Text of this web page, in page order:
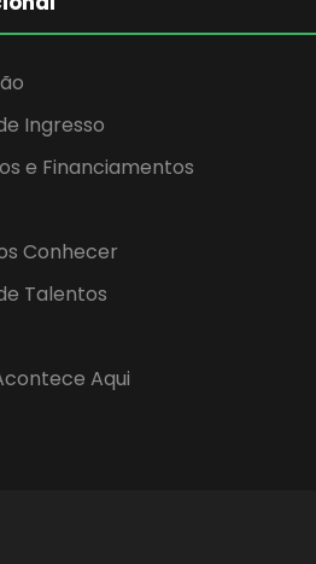
Ingresso
e Financiamentos
Conhecer
Talentos
Aqui